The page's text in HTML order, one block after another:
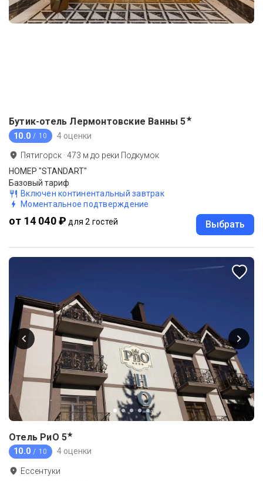
Бутик-отель Лермонтовские Ванны 5★
10.0 / 10 4 оценки
Пятигорск ·473 м до реки Подкумок
НОМЕР "STANDART"
Базовый тариф
Включен континентальный завтрак
Моментальное подтверждение
от 14 040 ₽ для 2 гостей Выбрать
Отель РиО 5★
10.0 / 10 4 оценки
Ессентуки